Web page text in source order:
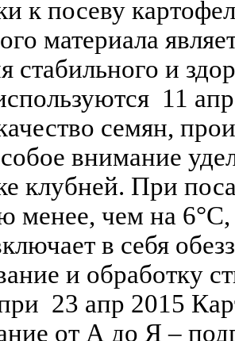
к посеву
материала
стабильного и
11
семян,
внимание
клубней. При
менее, чем на
в себя
и обработку
23 апр 2015
от А до Я –